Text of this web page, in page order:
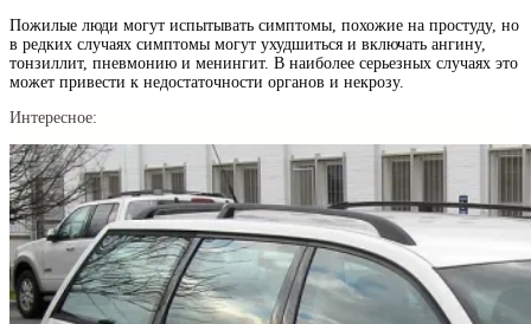
Пожилые люди могут испытывать симптомы, похожие на простуду, но
в редких случаях симптомы могут ухудшиться и включать ангину,
тонзиллит, пневмонию и менингит. В наиболее серьезных случаях это
может привести к недостаточности органов и некрозу.
Интересное: